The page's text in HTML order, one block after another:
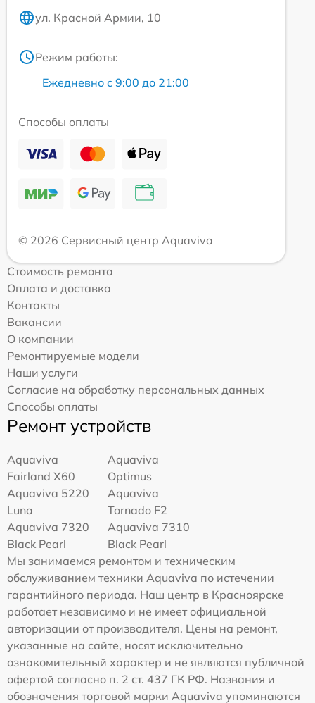
ул. Красной Армии, 10
Режим работы:
Ежедневно с 9:00 до 21:00
Способы оплаты
© 2026 Сервисный центр Aquaviva
Стоимость ремонта
Оплата и доставка
Контакты
Вакансии
О компании
Ремонтируемые модели
Наши услуги
Согласие на обработку персональных данных
Способы оплаты
Ремонт устройств
Aquaviva
Fairland X60
Aquaviva
Optimus
Aquaviva 5220
Luna
Aquaviva
Tornado F2
Aquaviva 7320
Black Pearl
Aquaviva 7310
Black Pearl
Мы занимаемся ремонтом и техническим
обслуживанием техники Aquaviva по истечении
гарантийного периода. Наш центр в Красноярске
работает независимо и не имеет официальной
авторизации от производителя. Цены на ремонт,
указанные на сайте, носят исключительно
ознакомительный характер и не являются публичной
офертой согласно п. 2 ст. 437 ГК РФ. Названия и
обозначения торговой марки Aquaviva упоминаются